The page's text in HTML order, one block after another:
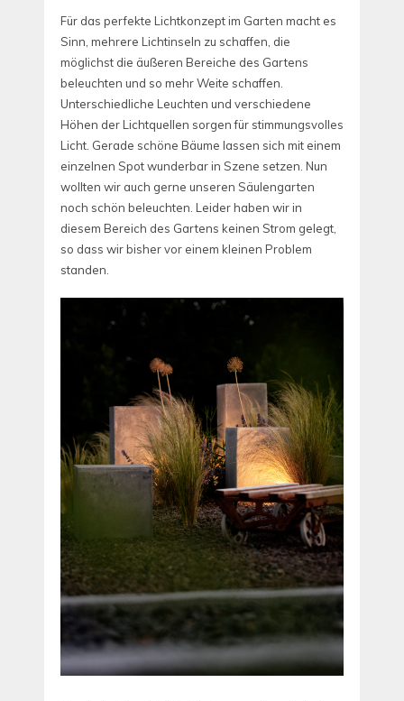
Für das perfekte Lichtkonzept im Garten macht es
Sinn, mehrere Lichtinseln zu schaffen, die
möglichst die äußeren Bereiche des Gartens
beleuchten und so mehr Weite schaffen.
Unterschiedliche Leuchten und verschiedene
Höhen der Lichtquellen sorgen für stimmungsvolles
Licht. Gerade schöne Bäume lassen sich mit einem
einzelnen Spot wunderbar in Szene setzen. Nun
wollten wir auch gerne unseren Säulengarten
noch schön beleuchten. Leider haben wir in
diesem Bereich des Gartens keinen Strom gelegt,
so dass wir bisher vor einem kleinen Problem
standen.